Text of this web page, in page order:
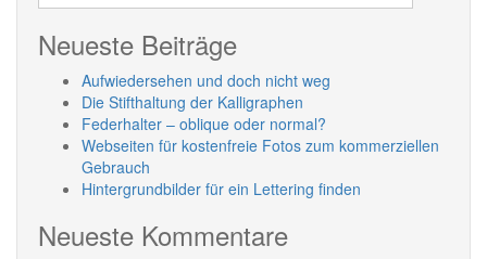
Neueste Beiträge
Aufwiedersehen und doch nicht weg
Die Stifthaltung der Kalligraphen
Federhalter – oblique oder normal?
Webseiten für kostenfreie Fotos zum kommerziellen
Gebrauch
Hintergrundbilder für ein Lettering finden
Neueste Kommentare